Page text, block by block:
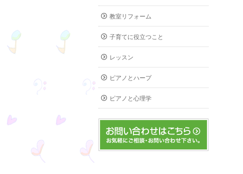
教室リフォーム
子育てに役立つこと
レッスン
ピアノとハープ
ピアノと心理学